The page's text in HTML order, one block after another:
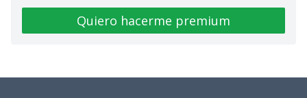
Quiero hacerme premium